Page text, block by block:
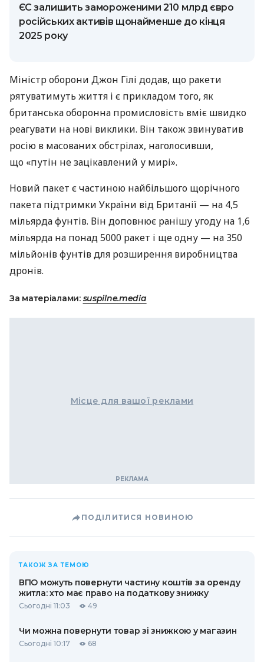
ЄС залишить замороженими 210 млрд євро
російських активів щонайменше до кінця
2025 року
Міністр оборони Джон Гілі додав, що ракети
рятуватимуть життя і є прикладом того, як
британська оборонна промисловість вміє швидко
реагувати на нові виклики. Він також звинуватив
росію в масованих обстрілах, наголосивши,
що «путін не зацікавлений у мирі».
Новий пакет є частиною найбільшого щорічного
пакета підтримки України від Британії — на 4,5
мільярда фунтів. Він доповнює ранішу угоду на 1,6
мільярда на понад 5000 ракет і ще одну — на 350
мільйонів фунтів для розширення виробництва
дронів.
За матеріалами: suspilne.media
Місце для вашої реклами
ПОДІЛИТИСЯ НОВИНОЮ
ТАКОЖ ЗА ТЕМОЮ
ВПО можуть повернути частину коштів за оренду
житла: хто має право на податкову знижку
Сьогодні 11:03 49
Чи можна повернути товар зі знижкою у магазин
Сьогодні 10:17 68